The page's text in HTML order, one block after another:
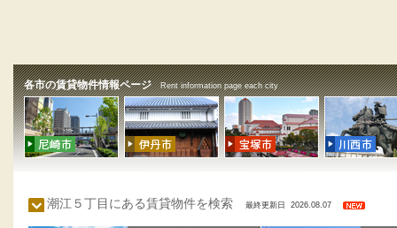
各市の賃貸物件情報ページ Rent information page each city
潮江５丁目にある賃貸物件を検索 最終更新日 2026.08.07